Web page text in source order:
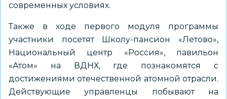
современных условиях.
Также в ходе первого модуля программы
участники посетят Школу-пансион «Летово»,
Национальный центр «Россия», павильон
«Атом» на ВДНХ, где познакомятся с
достижениями отечественной атомной отрасли.
Действующие управленцы побывают на